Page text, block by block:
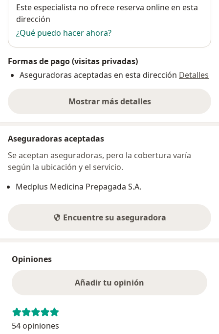
Disponibilidad
Este especialista no ofrece reserva online en esta
dirección
¿Qué puedo hacer ahora?
Formas de pago (visitas privadas)
Aseguradoras aceptadas en esta dirección Detalles
Mostrar más detalles
sobre la dirección
Aseguradoras aceptadas
Se aceptan aseguradoras, pero la cobertura varía
según la ubicación y el servicio.
Medplus Medicina Prepagada S.A.
Encuentre su aseguradora
Opiniones
Añadir tu opinión
54 opiniones